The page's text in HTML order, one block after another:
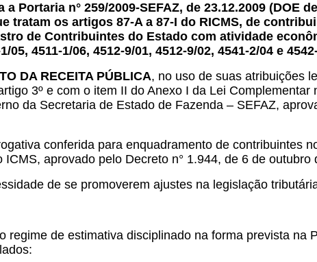
a Portaria n° 259/2009-SEFAZ, de 23.12.2009
tratam os artigos 87-A a 87-I do RICMS, de
de Contribuintes do Estado com atividade
05, 4511-1/06, 4512-9/01, 4512-9/02, 4541-2/04 e
DA RECEITA PÚBLICA, no uso de suas atribuições
3º e com o item II do Anexo I da Lei
da Secretaria de Estado de Fazenda – SEFAZ,
conferida para enquadramento de contribuintes
aprovado pelo Decreto n° 1.944, de 6 de outubro
de se promoverem ajustes na legislação
regime de estimativa disciplinado na forma prevista